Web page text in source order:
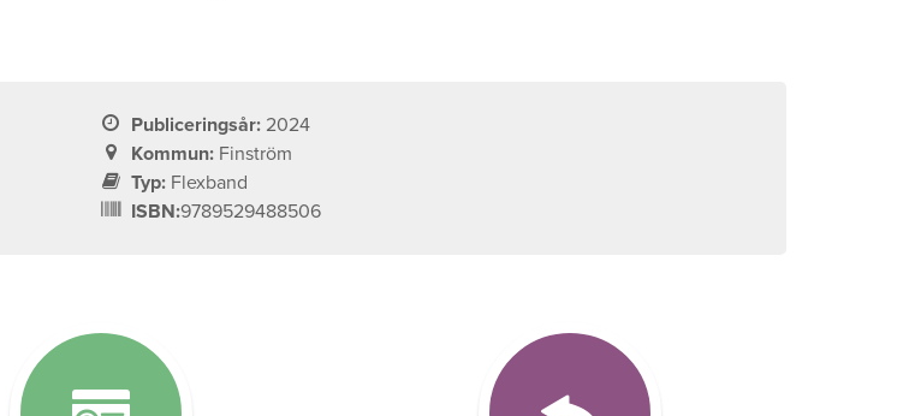
Publiceringsår: 2024
Kommun: Finström
Typ: Flexband
ISBN:9789529488506